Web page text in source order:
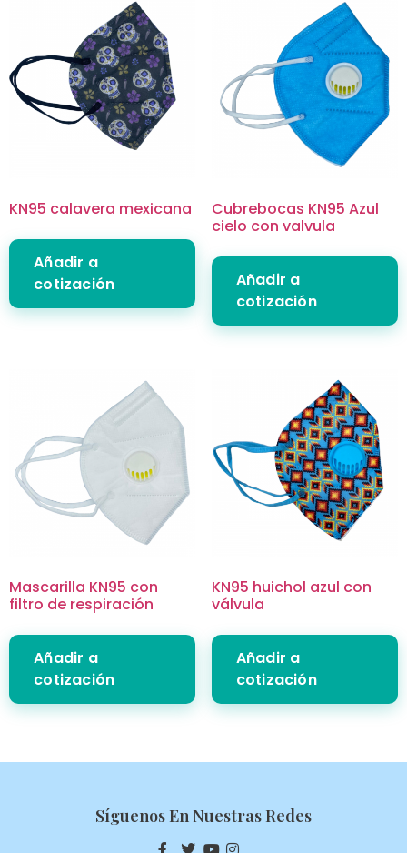
KN95 calavera mexicana
Añadir a
cotización
Cubrebocas KN95 Azul
cielo con valvula
Añadir a
cotización
Mascarilla KN95 con
filtro de respiración
Añadir a
cotización
KN95 huichol azul con
válvula
Añadir a
cotización
Síguenos En Nuestras Redes